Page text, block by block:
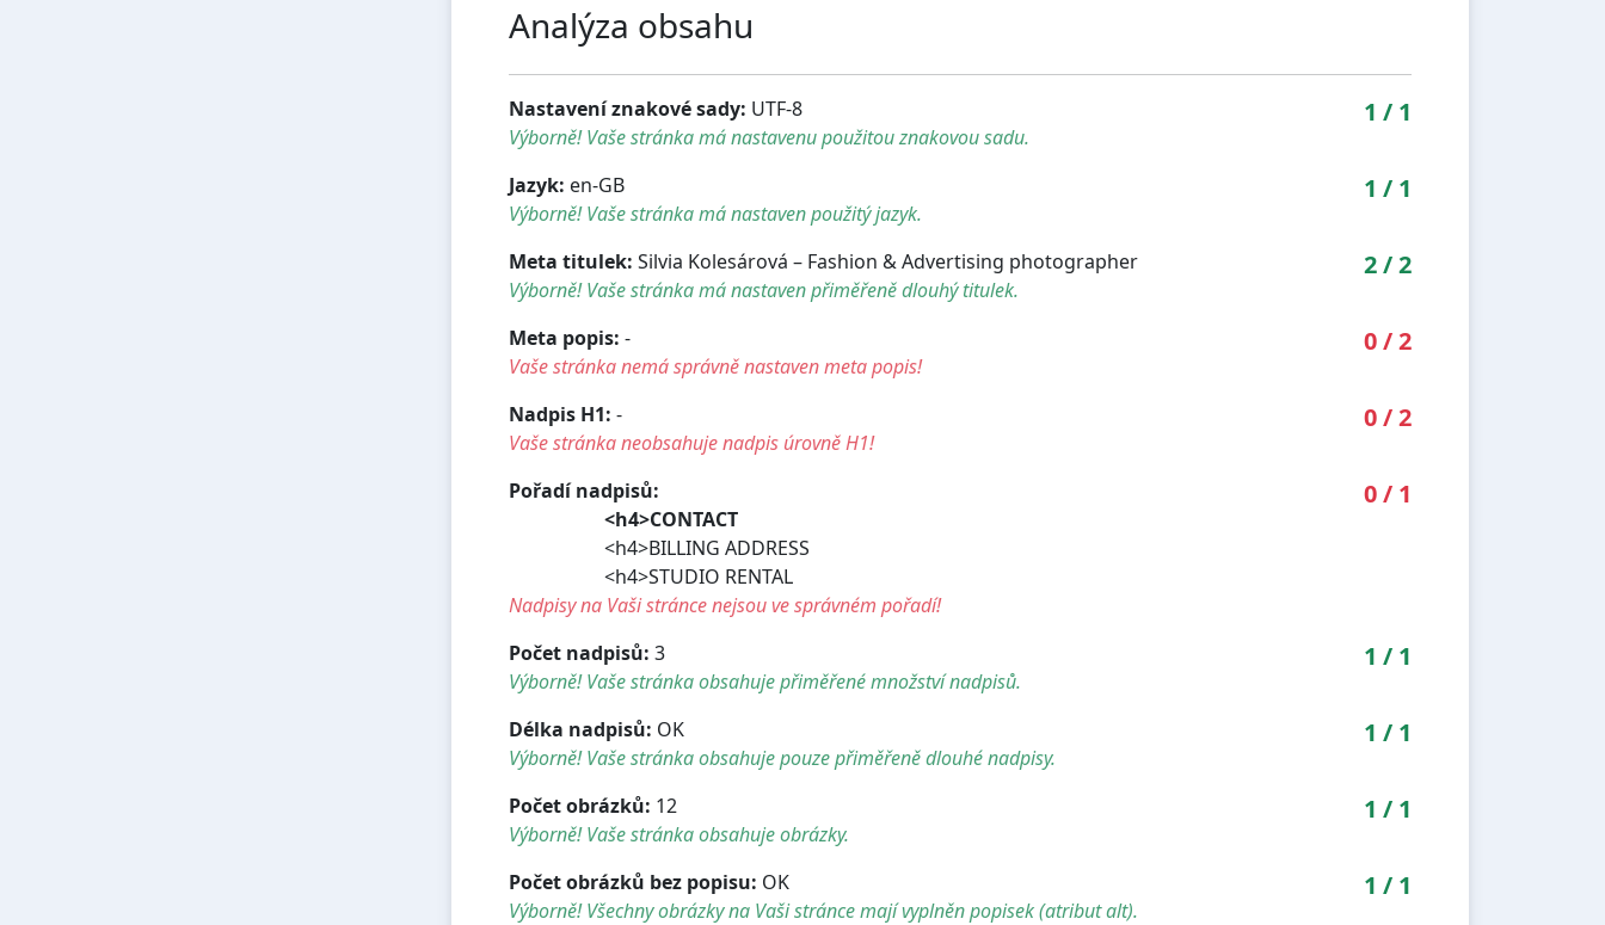
Analýza obsahu
Nastavení znakové sady: UTF-8
Výborně! Vaše stránka má nastavenu použitou znakovou sadu.
1 / 1
Jazyk: en-GB
Výborně! Vaše stránka má nastaven použitý jazyk.
1 / 1
Meta titulek: Silvia Kolesárová – Fashion & Advertising photographer
Výborně! Vaše stránka má nastaven přiměřeně dlouhý titulek.
2/2
Meta popis: -
Vaše stránka nemá správně nastaven meta popis!
0/2
Nadpis H1: -
Vaše stránka neobsahuje nadpis úrovně H1!
0/2
Pořadí nadpisů:
<h4>CONTACT
<h4>BILLING ADDRESS
<h4>STUDIO RENTAL
Nadpisy na Vaši stránce nejsou ve správném pořadí!
0/ 1
Počet nadpisů: 3
Výborně! Vaše stránka obsahuje přiměřené množství nadpisů.
1 / 1
Délka nadpisů: OK
Výborně! Vaše stránka obsahuje pouze přiměřeně dlouhé nadpisy.
1 / 1
Počet obrázků: 12
Výborně! Vaše stránka obsahuje obrázky.
1 / 1
Počet obrázků bez popisu: OK
Výborně! Všechny obrázky na Vaši stránce mají vyplněn popisek (atribut alt).
1 / 1